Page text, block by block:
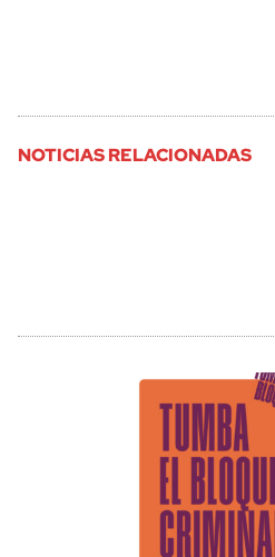
NOTICIAS RELACIONADAS